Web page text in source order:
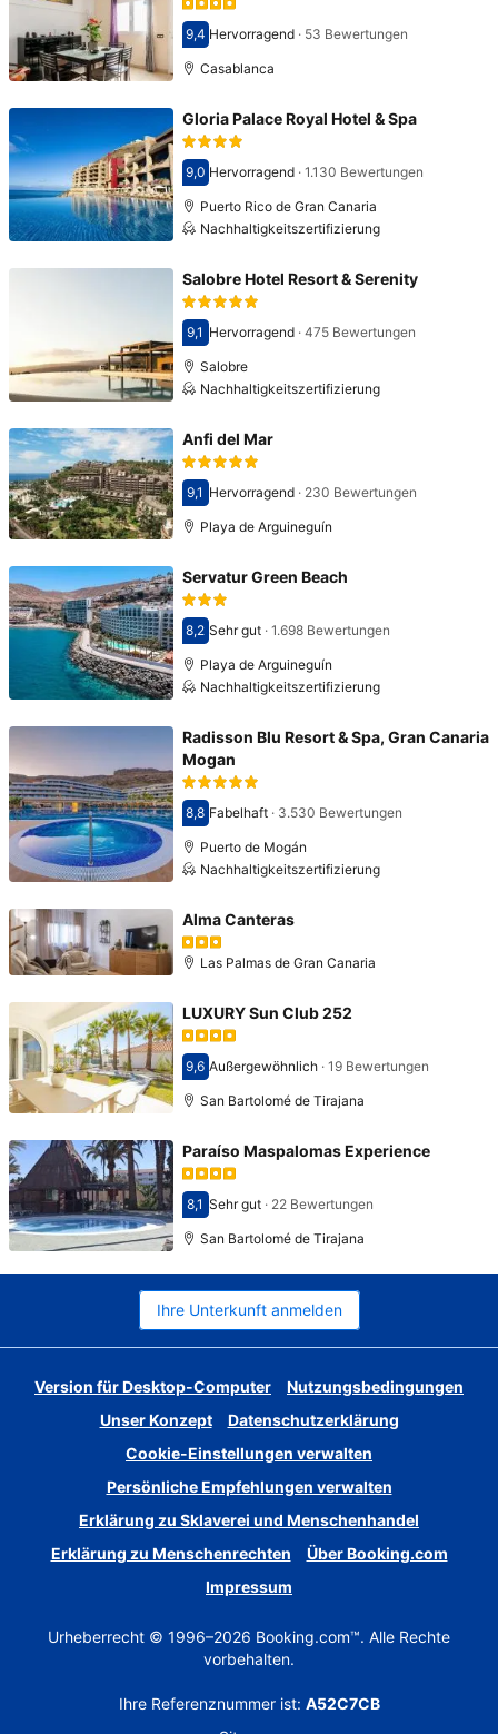
Bewertet mit 9,4
9,4 Hervorragend· 53 Bewertungen
Casablanca
Gloria Palace Royal Hotel & Spa
Bewertet mit 9,0
9,0 Hervorragend· 1.130 Bewertungen
Puerto Rico de Gran Canaria
Nachhaltigkeitszertifizierung
Salobre Hotel Resort & Serenity
Bewertet mit 9,1
9,1 Hervorragend· 475 Bewertungen
Salobre
Nachhaltigkeitszertifizierung
Anfi del Mar
Bewertet mit 9,1
9,1 Hervorragend· 230 Bewertungen
Playa de Arguineguín
Servatur Green Beach
Bewertet mit 8,2
8,2 Sehr gut· 1.698 Bewertungen
Playa de Arguineguín
Nachhaltigkeitszertifizierung
Radisson Blu Resort & Spa, Gran Canaria
Mogan
Bewertet mit 8,8
8,8 Fabelhaft· 3.530 Bewertungen
Puerto de Mogán
Nachhaltigkeitszertifizierung
Alma Canteras
Las Palmas de Gran Canaria
LUXURY Sun Club 252
Bewertet mit 9,6
9,6 Außergewöhnlich· 19 Bewertungen
San Bartolomé de Tirajana
Paraíso Maspalomas Experience
Bewertet mit 8,1
8,1 Sehr gut· 22 Bewertungen
San Bartolomé de Tirajana
Ihre Unterkunft anmelden
Version für Desktop-Computer
Nutzungsbedingungen
Unser Konzept
Datenschutzerklärung
Cookie-Einstellungen verwalten
Persönliche Empfehlungen verwalten
Erklärung zu Sklaverei und Menschenhandel
Erklärung zu Menschenrechten
Über Booking.com
Impressum
Urheberrecht © 1996–2026 Booking.com™. Alle Rechte
vorbehalten.
Ihre Referenznummer ist: A52C7CB